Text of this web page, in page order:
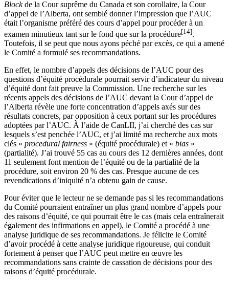
Blockde la Cour suprême du Canada et son corollaire, la Cour
d’appel de l’Alberta, ont semblé donner l’impression que l’AUC
était l’organisme préféré des cours d’appel pour procéder à un
examen minutieux tant sur le fond que sur la procédure[14].
Toutefois, il se peut que nous ayons péché par excès, ce qui a amené
le Comité a formulé ses recommandations.
En effet, le nombre d’appels des décisions de l’AUC pour des
questions d’équité procédurale pourrait servir d’indicateur du niveau
d’équité dont fait preuve la Commission. Une recherche sur les
récents appels des décisions de l’AUC devant la Cour d’appel de
l’Alberta révèle une forte concentration d’appels axés sur des
résultats concrets, par opposition à ceux portant sur les procédures
adoptées par l’AUC. À l’aide de CanLII, j’ai cherché des cas sur
lesquels s’est penchée l’AUC, et j’ai limité ma recherche aux mots
clés « procedural fairness » (équité procédurale) et « bias »
(partialité). J’ai trouvé 55 cas au cours des 12 dernières années, dont
11 seulement font mention de l’équité ou de la partialité de la
procédure, soit environ 20 % des cas. Presque aucune de ces
revendications d’iniquité n’a obtenu gain de cause.
Pour éviter que le lecteur ne se demande pas si les recommandations
du Comité pourraient entraîner un plus grand nombre d’appels pour
des raisons d’équité, ce qui pourrait être le cas (mais cela entraînerait
également des infirmations en appel), le Comité a procédé à une
analyse juridique de ses recommandations. Je félicite le Comité
d’avoir procédé à cette analyse juridique rigoureuse, qui conduit
fortement à penser que l’AUC peut mettre en œuvre les
recommandations sans crainte de cassation de décisions pour des
raisons d’équité procédurale.